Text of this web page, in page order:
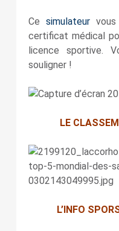
Cesimulateur
certificat médical
licence sportive.
souligner !
LE
L’INFO